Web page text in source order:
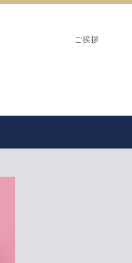
ご挨拶